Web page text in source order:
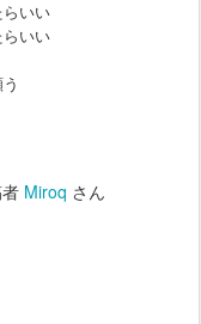
らいい
らいい
Miroq さん